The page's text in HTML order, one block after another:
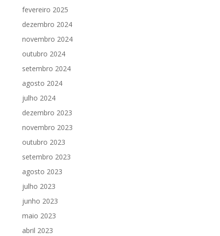
fevereiro 2025
dezembro 2024
novembro 2024
outubro 2024
setembro 2024
agosto 2024
julho 2024
dezembro 2023
novembro 2023
outubro 2023
setembro 2023
agosto 2023
julho 2023
junho 2023
maio 2023
abril 2023